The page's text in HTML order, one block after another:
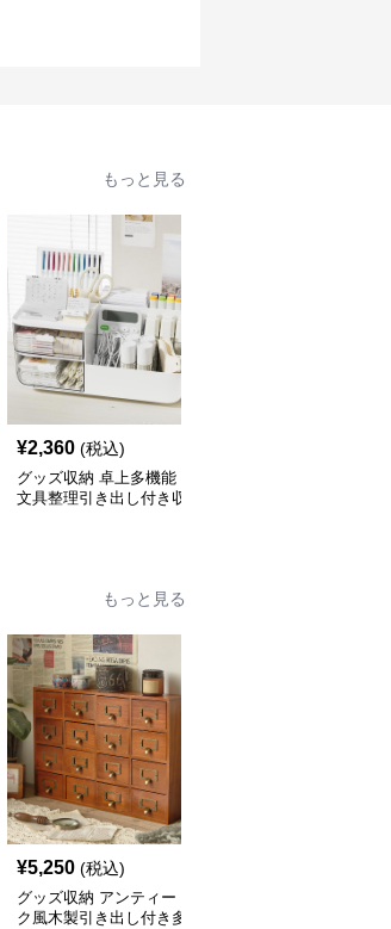
もっと見る
¥2,360 (税込)
グッズ収納 卓上多機能
文具整理引き出し付き収
もっと見る
¥5,250 (税込)
グッズ収納 アンティー
ク風木製引き出し付き多